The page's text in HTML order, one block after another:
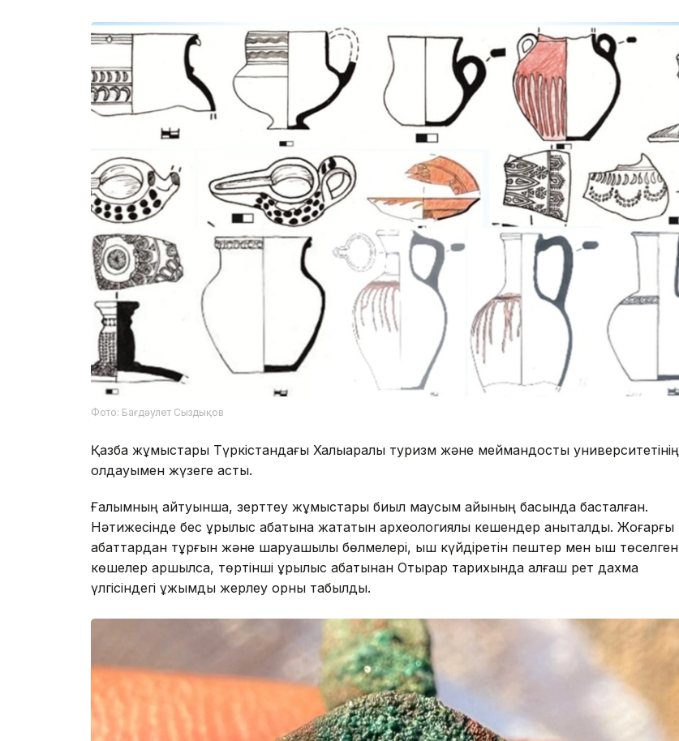
Фото: Бағдәулет Сыздықов
Қазба жұмыстары Түркістандағы Халықаралық туризм және меймандостық университетінің
қолдауымен жүзеге асты.
Ғалымның айтуынша, зерттеу жұмыстары биыл маусым айының басында басталған.
Нәтижесінде бес құрылыс қабатына жататын археологиялық кешендер анықталды. Жоғарғы
қабаттардан тұрғын және шаруашылық бөлмелері, қыш күйдіретін пештер мен қыш төселген
көшелер аршылса, төртінші құрылыс қабатынан Отырар тарихында алғаш рет дахма
үлгісіндегі ұжымдық жерлеу орны табылды.